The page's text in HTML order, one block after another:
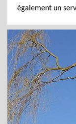
également un